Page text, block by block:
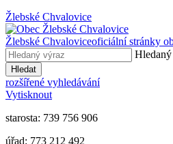
Žlebské Chvalovice
Žlebské Chvaloviceoficiální stránky
Hledat
rozšířené vyhledávání
Vytisknout
starosta: 739 756 906
úřad: 773 212 492